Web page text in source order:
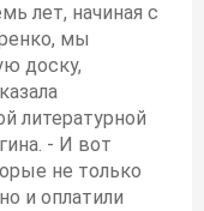
лет, начиная с
мы
доску,
литературной
- И вот
не только
и оплатили